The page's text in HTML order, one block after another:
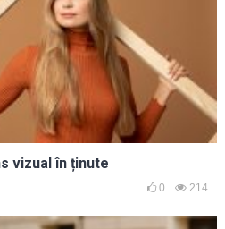
vizual în ținute
0 214